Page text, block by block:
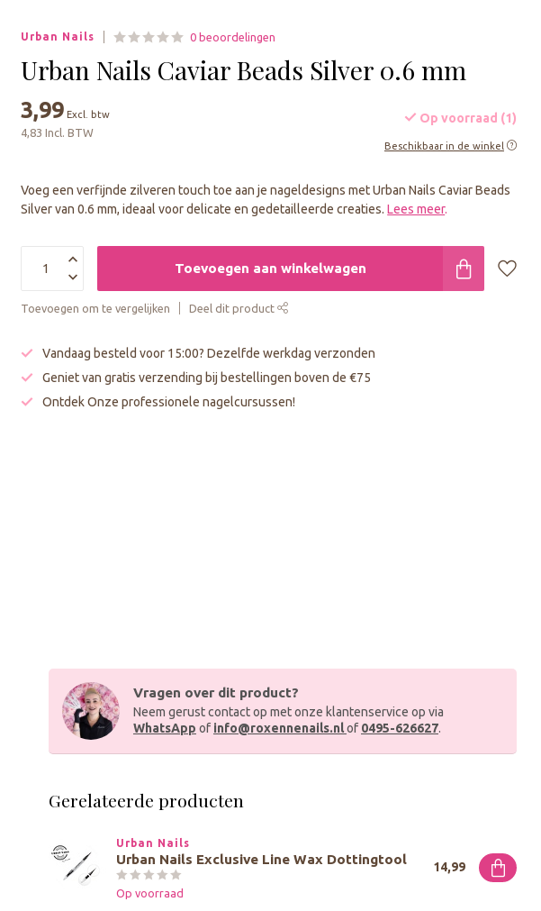
Urban Nails 0 beoordelingen
Urban Nails Caviar Beads Silver 0.6 mm
3,99 Excl. btw
4,83 Incl. BTW
Op voorraad (1)
Beschikbaar in de winkel
Voeg een verfijnde zilveren touch toe aan je nageldesigns met Urban Nails Caviar Beads
Silver van 0.6 mm, ideaal voor delicate en gedetailleerde creaties.Lees meer.
Toevoegen aan winkelwagen
Toevoegen om te vergelijken Deel dit product
Vandaag besteld voor 15:00? Dezelfde werkdag verzonden
Geniet van gratis verzending bij bestellingen boven de €75
Ontdek Onze professionele nagelcursussen!
Vragen over dit product?
Neem gerust contact op met onze klantenservice op via
WhatsApp of info@roxennenails.nlof 0495-626627.
Gerelateerde producten
Urban Nails
Urban Nails Exclusive Line Wax Dottingtool
Op voorraad
14,99